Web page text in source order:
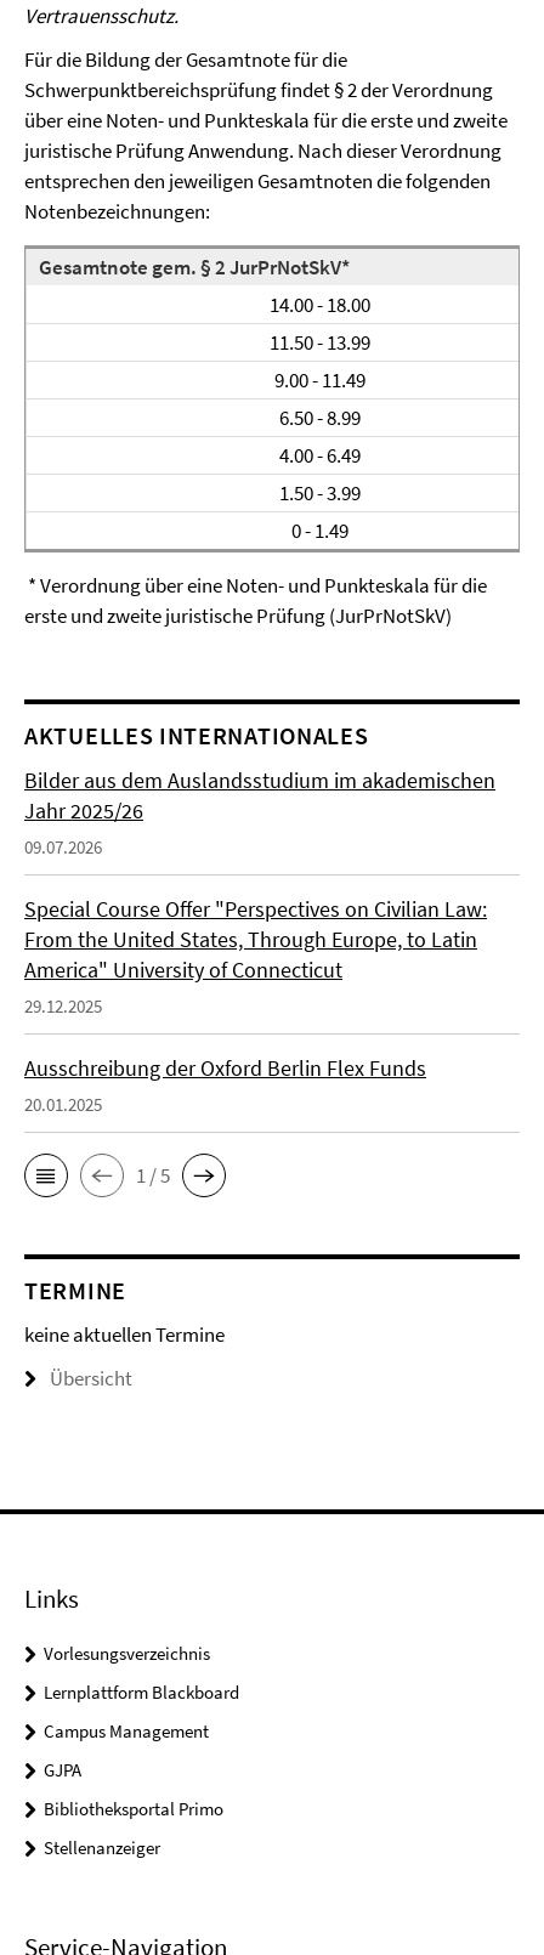
Vertrauensschutz.
Für die Bildung der Gesamtnote für die
Schwerpunktbereichsprüfung findet § 2 der Verordnung
über eine Noten- und Punkteskala für die erste und zweite
juristische Prüfung Anwendung. Nach dieser Verordnung
entsprechen den jeweiligen Gesamtnoten die folgenden
Notenbezeichnungen:
Gesamtnote gem. § 2 JurPrNotSkV*
14.00 - 18.00
11.50 - 13.99
9.00 - 11.49
6.50 - 8.99
4.00 - 6.49
1.50 - 3.99
0 - 1.49
* Verordnung über eine Noten- und Punkteskala für die
erste und zweite juristische Prüfung (JurPrNotSkV)
AKTUELLES INTERNATIONALES
Bilder aus dem Auslandsstudium im akademischen
Jahr 2025/26
09.07.2026
Special Course Offer "Perspectives on Civilian Law:
From the United States, Through Europe, to Latin
America" University of Connecticut
29.12.2025
Ausschreibung der Oxford Berlin Flex Funds
20.01.2025
1 / 5
TERMINE
keine aktuellen Termine
Übersicht
Links
Vorlesungsverzeichnis
Lernplattform Blackboard
Campus Management
GJPA
Bibliotheksportal Primo
Stellenanzeiger
Service-Navigation